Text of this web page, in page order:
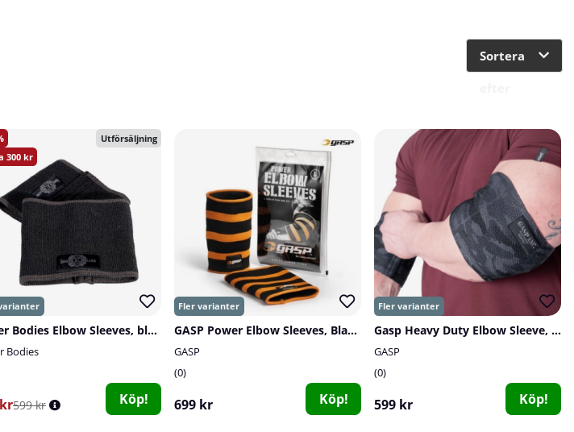
Sortera
300
Utförsäljning
Better Bodies Elbow Sleeves, black
Bodies
599 kr Köp!
GASP Power Elbow Sleeves, Black/Flame
GASP
0
699 kr Köp!
Gasp Heavy Duty Elbow Sleeve, dark camo
GASP
0
599 kr Köp!